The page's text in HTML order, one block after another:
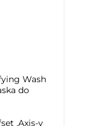
Wash
do
,Axis-y